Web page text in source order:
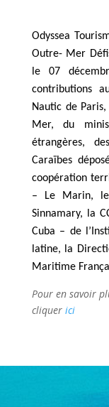
Odyssea
Outre- Mer
le 07
contributions
Nautic de
Mer, du
étrangères,
Caraïbes
coopération
– Le Marin, le
Sinnamary, la
Cuba – de
latine, la
Maritime
Pour en savoir
cliquer ici